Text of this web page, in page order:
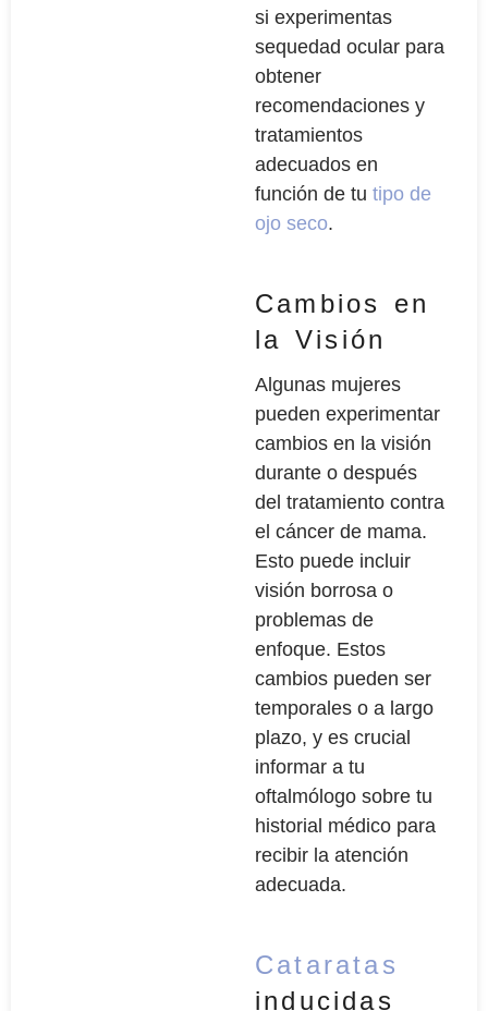
si experimentas
sequedad ocular para
obtener
recomendaciones y
tratamientos
adecuados en
función de tu tipo de
ojo seco.
Cambios en
la Visión
Algunas mujeres
pueden experimentar
cambios en la visión
durante o después
del tratamiento contra
el cáncer de mama.
Esto puede incluir
visión borrosa o
problemas de
enfoque. Estos
cambios pueden ser
temporales o a largo
plazo, y es crucial
informar a tu
oftalmólogo sobre tu
historial médico para
recibir la atención
adecuada.
Cataratas
inducidas